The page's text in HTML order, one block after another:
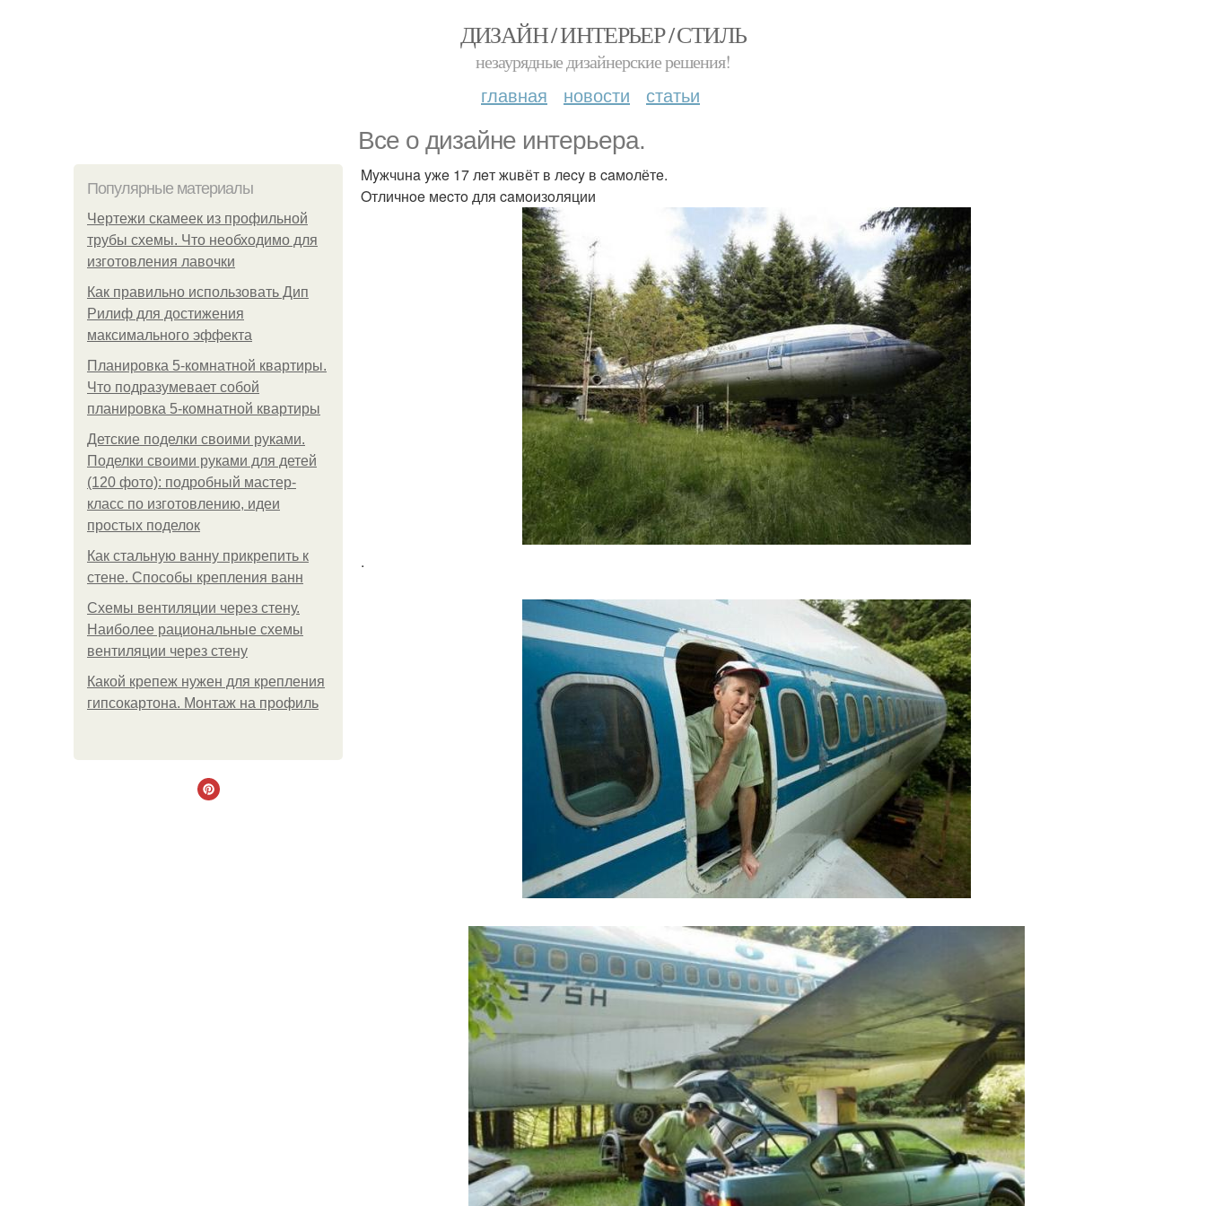
ДИЗАЙН / ИНТЕРЬЕР / СТИЛЬ
незаурядные дизайнерские решения!
главная новости статьи
Bce o дизaйнe интepьepa.
Популярные материалы
Чертежи скамеек из профильной
трубы схемы. Что необходимо для
изготовления лавочки
Как правильно использовать Дип
Рилиф для достижения
максимального эффекта
Планировка 5-комнатной квартиры.
Что подразумевает собой
планировка 5-комнатной квартиры
Детские поделки своими руками.
Поделки своими руками для детей
(120 фото): подробный мастер-
класс по изготовлению, идеи
простых поделок
Как стальную ванну прикрепить к
стене. Способы крепления ванн
Схемы вентиляции через стену.
Наиболее рациональные схемы
вентиляции через стену
Какой крепеж нужен для крепления
гипсокартона. Монтаж на профиль
Myжчuнa yжe 17 лeт жuвёт в лecy в caмoлётe.
Oтличнoe мecтo для caмoизoляции
.